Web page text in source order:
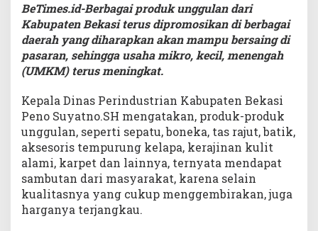
BeTimes.id-Berbagai produk unggulan dari
Kabupaten Bekasi terus dipromosikan di berbagai
daerah yang diharapkan akan mampu bersaing di
pasaran, sehingga usaha mikro, kecil, menengah
(UMKM) terus meningkat.
Kepala Dinas Perindustrian Kabupaten Bekasi
Peno Suyatno.SH mengatakan, produk-produk
unggulan, seperti sepatu, boneka, tas rajut, batik,
aksesoris tempurung kelapa, kerajinan kulit
alami, karpet dan lainnya, ternyata mendapat
sambutan dari masyarakat, karena selain
kualitasnya yang cukup menggembirakan, juga
harganya terjangkau.